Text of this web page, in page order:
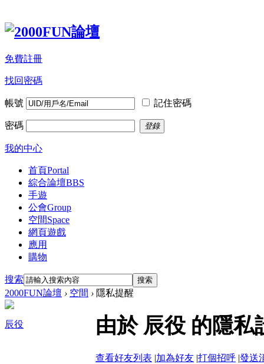
免費註冊
找回密碼
帳號 記住密碼
密碼 登錄
我的中心
首頁Portal
綜合論壇BBS
手遊
公會Group
空間Space
網頁遊戲
應用
購物
搜索 搜索
2000FUN論壇 › 空間 › 隱私提醒
辰役 由於 辰役 的隱
查看好友列表 |加為好友 |打個招呼 |發送